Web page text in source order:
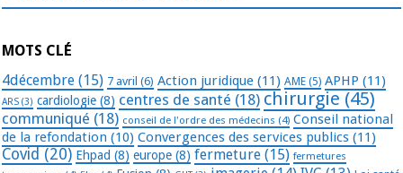
MOTS CLÉ
4décembre (15) 7 avril (6) Action juridique (11) AME (5) APHP (11)
ARS (3) cardiologie (8) centres de santé (18) chirurgie (45)
communiqué (18) conseil de l'ordre des médecins (4) Conseil national
de la refondation (10) Convergences des services publics (11)
Covid (20) Ehpad (8) europe (8) fermeture (15) fermetures